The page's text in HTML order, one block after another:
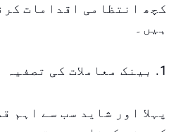
کچھ انتظامی اقدامات
ہیں۔
1. بینک معاملات کی تصفیہ
پہلا اور شاید سب سے اہم